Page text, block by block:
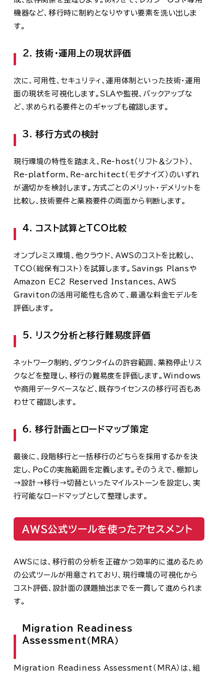
機器など、移行時に制約となりやすい要素を洗い出しま
す。
2. 技術・運用上の現状評価
次に、可用性、セキュリティ、運用体制といった技術・運用
面の現状を可視化します。SLAや監視、バックアップな
ど、求められる要件とのギャップも確認します。
3. 移行方式の検討
現行環境の特性を踏まえ、Re-host（リフト＆シフト）、
Re-platform、Re-architect（モダナイズ）のいずれ
が適切かを検討します。方式ごとのメリット・デメリットを
比較し、技術要件と業務要件の両面から判断します。
4. コスト試算とTCO比較
オンプレミス環境、他クラウド、AWSのコストを比較し、
TCO（総保有コスト）を試算します。Savings Plansや
Amazon EC2 Reserved Instances、AWS
Gravitonの活用可能性も含めて、最適な料金モデルを
評価します。
5. リスク分析と移行難易度評価
ネットワーク制約、ダウンタイムの許容範囲、業務停止リス
クなどを整理し、移行の難易度を評価します。Windows
や商用データベースなど、既存ライセンスの移行可否もあ
わせて確認します。
6. 移行計画とロードマップ策定
最後に、段階移行と一括移行のどちらを採用するかを決
定し、PoCの実施範囲を定義します。そのうえで、棚卸し
→設計→移行→切替といったマイルストーンを設定し、実
行可能なロードマップとして整理します。
AWS公式ツールを使ったアセスメント
AWSには、移行前の分析を正確かつ効率的に進めるため
の公式ツールが用意されており、現行環境の可視化から
コスト評価、設計面の課題抽出までを一貫して進められま
す。
Migration Readiness
Assessment（MRA）
Migration Readiness Assessment（MRA）は、組